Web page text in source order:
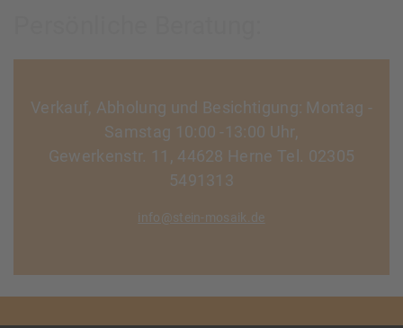
Verkauf, Abholung und Besichtigung: Montag -
Samstag 10:00 -13:00 Uhr,
Gewerkenstr. 11, 44628 Herne Tel. 02305
5491313
info@stein-mosaik.de